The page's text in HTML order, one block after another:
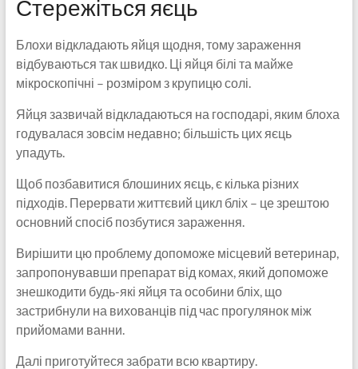
Стережіться яєць
Блохи відкладають яйця щодня, тому зараження
відбуваються так швидко. Ці яйця білі та майже
мікроскопічні – розміром з крупицю солі.
Яйця зазвичай відкладаються на господарі, яким блоха
годувалася зовсім недавно; більшість цих яєць
упадуть.
Щоб позбавитися блошиних яєць, є кілька різних
підходів. Перервати життєвий цикл бліх – це зрештою
основний спосіб позбутися зараження.
Вирішити цю проблему допоможе місцевий ветеринар,
запропонувавши препарат від комах, який допоможе
знешкодити будь-які яйця та особини бліх, що
застрибнули на вихованців під час прогулянок між
прийомами ванни.
Далі приготуйтеся забрати всю квартиру.